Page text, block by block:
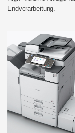
Endverarbeitung.